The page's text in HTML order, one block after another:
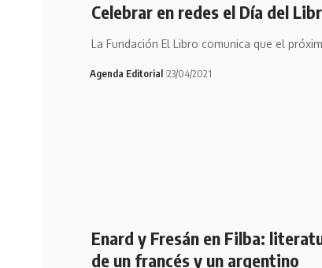
Celebrar en redes el Día del
La Fundación El Libro comunica que el
Agenda Editorial 23/04/2021
Enard y Fresán en Filba:
de un francés y un argentino